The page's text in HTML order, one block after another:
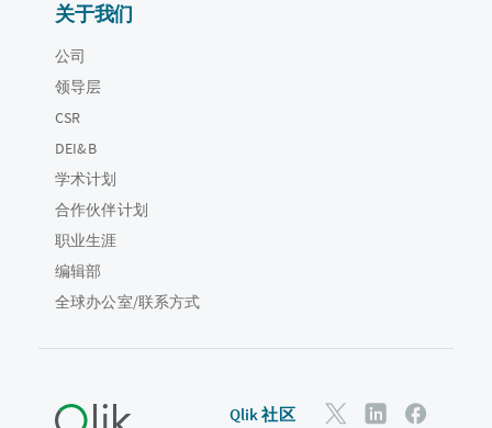
关于我们
公司
领导层
CSR
DEI&B
学术计划
合作伙伴计划
职业生涯
编辑部
全球办公室/联系方式
Qlik 社区